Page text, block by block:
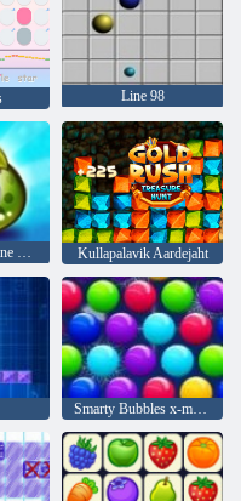
Line 98
Adventure mahlane marjad Kullapalavik Aardejaht
Smarty Bubbles x-mas väljaanne